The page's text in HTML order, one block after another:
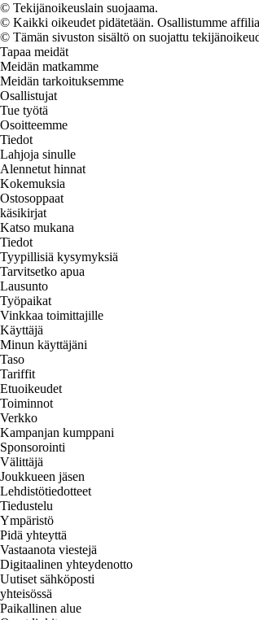
© Tekijänoikeuslain suojaama.
© Kaikki oikeudet pidätetään. Osallistumme
© Tämän sivuston sisältö on suojattu
Tapaa meidät
Meidän matkamme
Meidän tarkoituksemme
Osallistujat
Tue työtä
Osoitteemme
Tiedot
Lahjoja sinulle
Alennetut hinnat
Kokemuksia
Ostosoppaat
käsikirjat
Katso mukana
Tiedot
Tyypillisiä kysymyksiä
Tarvitsetko apua
Lausunto
Työpaikat
Vinkkaa toimittajille
Käyttäjä
Minun käyttäjäni
Taso
Tariffit
Etuoikeudet
Toiminnot
Verkko
Kampanjan kumppani
Sponsorointi
Välittäjä
Joukkueen jäsen
Lehdistötiedotteet
Tiedustelu
Ympäristö
Pidä yhteyttä
Vastaanota viestejä
Digitaalinen yhteydenotto
Uutiset sähköposti
yhteisössä
Paikallinen alue